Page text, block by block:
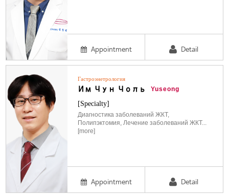
Appointment Detail
Гастроэнетрология
Им Чун Чоль Yuseong
[Specialty]
Диагностика заболеваний ЖКТ,
Полипэктомия, Лечение заболеваний ЖКТ...
[more]
Appointment Detail